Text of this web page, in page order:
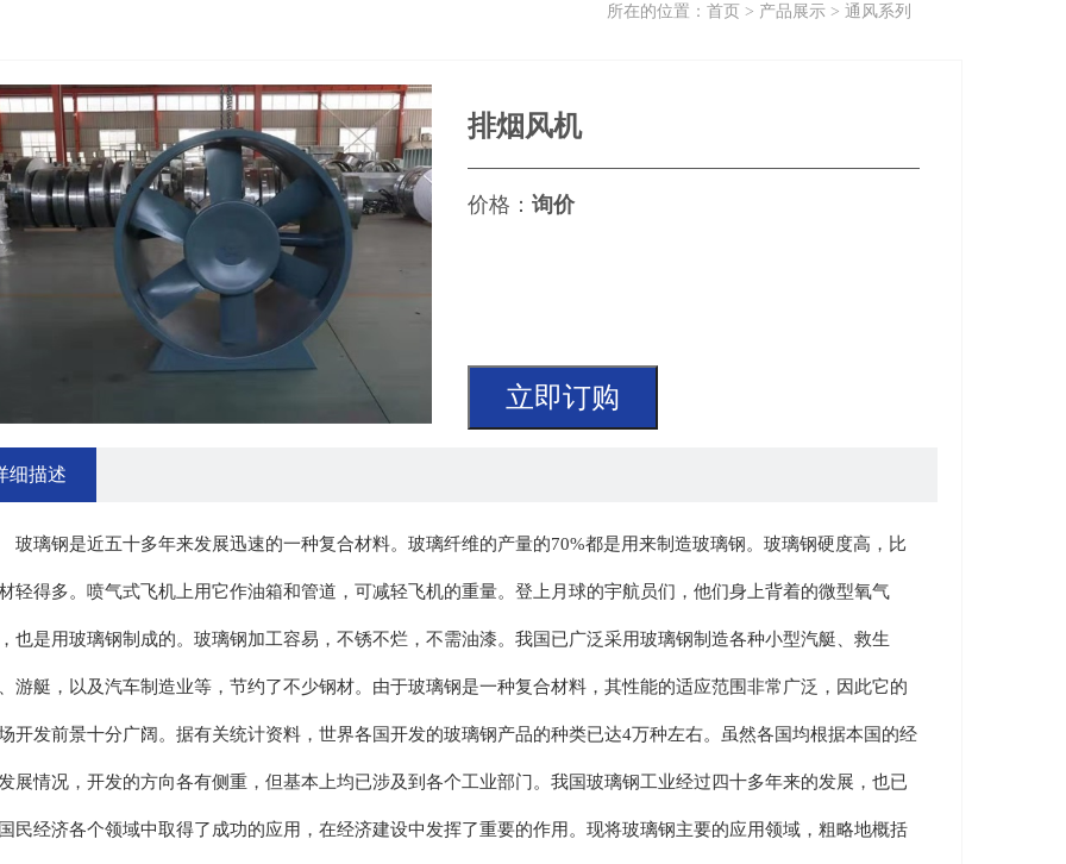
所在的位置： 首页 > 产品展示> 通风系列
排烟风机
价格： 询价
立即订购
细描述
璃钢是近五十多年来发展迅速的一种复合材料。玻璃纤维的产量的70%都是用来制造玻璃钢。玻璃钢硬度高，比
轻得多。喷气式飞机上用它作油箱和管道，可减轻飞机的重量。登上月球的宇航员们，他们身上背着的微型氧气
也是用玻璃钢制成的。玻璃钢加工容易，不锈不烂，不需油漆。我国已广泛采用玻璃钢制造各种小型汽艇、救生
游艇，以及汽车制造业等，节约了不少钢材。由于玻璃钢是一种复合材料，其性能的适应范围非常广泛，因此它的
开发前景十分广阔。据有关统计资料，世界各国开发的玻璃钢产品的种类已达4万种左右。虽然各国均根据本国的经
展情况，开发的方向各有侧重，但基本上均已涉及到各个工业部门。我国玻璃钢工业经过四十多年来的发展，也已
民经济各个领域中取得了成功的应用，在经济建设中发挥了重要的作用。现将玻璃钢主要的应用领域，粗略地概括